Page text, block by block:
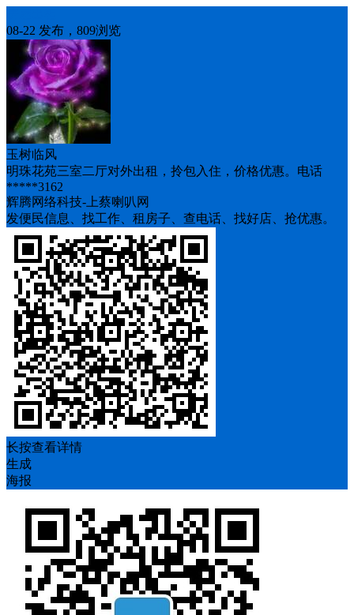
08-22 发布，809浏览
玉树临风
明珠花苑三室二厅对外出租，拎包入住，价格优惠。电话
*****3162
辉腾网络科技-上蔡喇叭网
发便民信息、找工作、租房子、查电话、找好店、抢优惠。
长按查看详情
生成
海报